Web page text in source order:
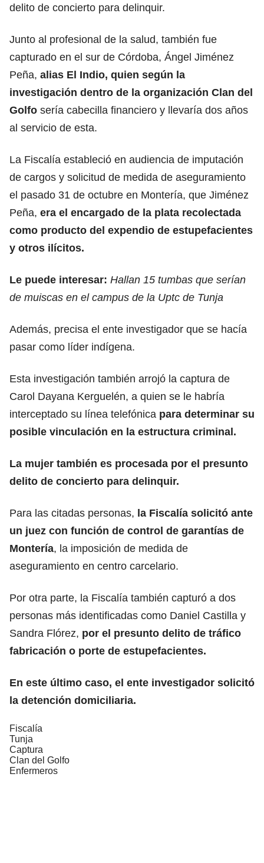
delito de concierto para delinquir.
Junto al profesional de la salud, también fue
capturado en el sur de Córdoba, Ángel Jiménez
Peña, alias El Indio, quien según la
investigación dentro de la organización Clan del
Golfo sería cabecilla financiero y llevaría dos años
al servicio de esta.
La Fiscalía estableció en audiencia de imputación
de cargos y solicitud de medida de aseguramiento
el pasado 31 de octubre en Montería, que Jiménez
Peña, era el encargado de la plata recolectada
como producto del expendio de estupefacientes
y otros ilícitos.
Le puede interesar: Hallan 15 tumbas que serían
de muiscas en el campus de la Uptc de Tunja
Además, precisa el ente investigador que se hacía
pasar como líder indígena.
Esta investigación también arrojó la captura de
Carol Dayana Kerguelén, a quien se le habría
interceptado su línea telefónica para determinar su
posible vinculación en la estructura criminal.
La mujer también es procesada por el presunto
delito de concierto para delinquir.
Para las citadas personas, la Fiscalía solicitó ante
un juez con función de control de garantías de
Montería, la imposición de medida de
aseguramiento en centro carcelario.
Por otra parte, la Fiscalía también capturó a dos
personas más identificadas como Daniel Castilla y
Sandra Flórez, por el presunto delito de tráfico
fabricación o porte de estupefacientes.
En este último caso, el ente investigador solicitó
la detención domiciliaria.
Fiscalía
Tunja
Captura
Clan del Golfo
Enfermeros